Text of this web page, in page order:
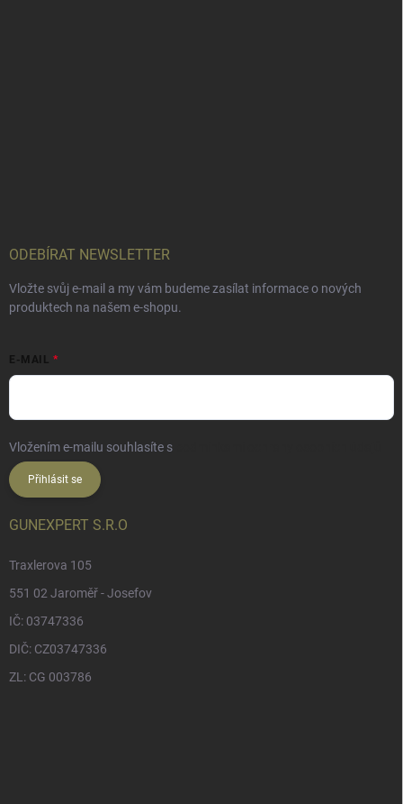
ODEBÍRAT NEWSLETTER
Vložte svůj e-mail a my vám budeme zasílat informace o nových
produktech na našem e-shopu.
E-MAIL
Vložením e-mailu souhlasíte s
Přihlásit se
GUNEXPERT S.R.O
Traxlerova 105
551 02 Jaroměř - Josefov
IČ: 03747336
DIČ: CZ03747336
ZL: CG 003786